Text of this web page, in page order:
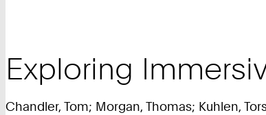
Exploring
Chandler, Tom; Morgan, Thomas; Kuhlen,